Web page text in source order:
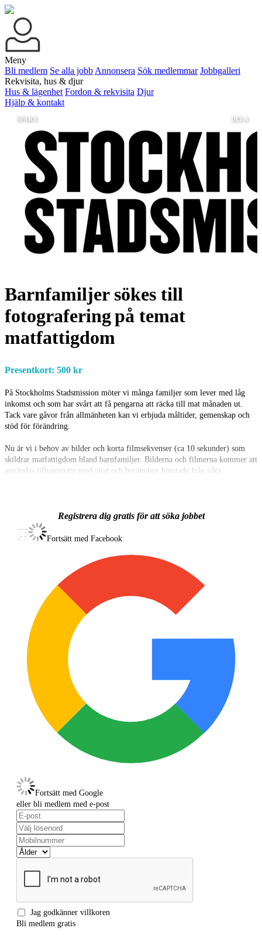
Meny
Bli medlem Se alla jobb Annonsera Sök medlemmar Jobbgalleri
Rekvisita, hus & djur
Hus & lägenhet Fordon & rekvisita Djur
Hjälp & kontakt
SPARA DELA
Barnfamiljer sökes till
fotografering på temat
matfattigdom
Presentkort: 500 kr
På Stockholms Stadsmission möter vi många familjer som lever med låg
inkomst och som har svårt att få pengarna att räcka till mat månaden ut.
Tack vare gåvor från allmänheten kan vi erbjuda måltider, gemenskap och
stöd för förändring.
Nu är vi i behov av bilder och korta filmsekvenser (ca 10 sekunder) som
skildrar matfattigdom bland barnfamiljer. Bilderna och filmerna kommer att
användas tillsammans med citat och berättelser hämtade från våra
Vuxna ”föräldrar”
tror det kommer att underlätta produktionen.
Användningsområde:
Bilderna och filmsekvenserna kommer främst att användas i annonsering på
sociala medier och på stadsmissionen.se, men de kan också komma att
användas i samband med annan kommunikation i andra kanaler. I anslutning
till bilden framgår alltid att personen på bilden inte har något med
berättelsen att göra.
Tid: 27 augusti, kl.13 - 17
Plats: Mötesplats Mariatorget (Mariatorget 10)
Ersättning: Presentkort på Stadsmissionens second hand, värde 500 kr.
Plats: Stockholm
Kategori: Statister/Skådespelare
Publicerad: 23/6
Presentkort: 500 kr
Registrera dig gratis för att söka jobbet
Fortsätt med Facebook
Fortsätt med Google
eller bli medlem med e-post
Jag godkänner villkoren
Bli medlem gratis